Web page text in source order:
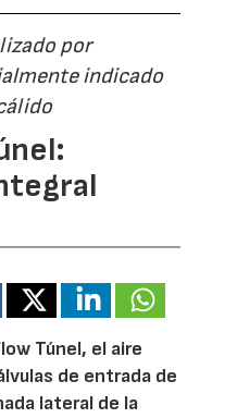
por
indicado
Túnel, el aire
de entrada de
lateral de la